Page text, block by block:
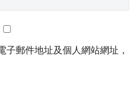
子郵件地址及個人網站網址，